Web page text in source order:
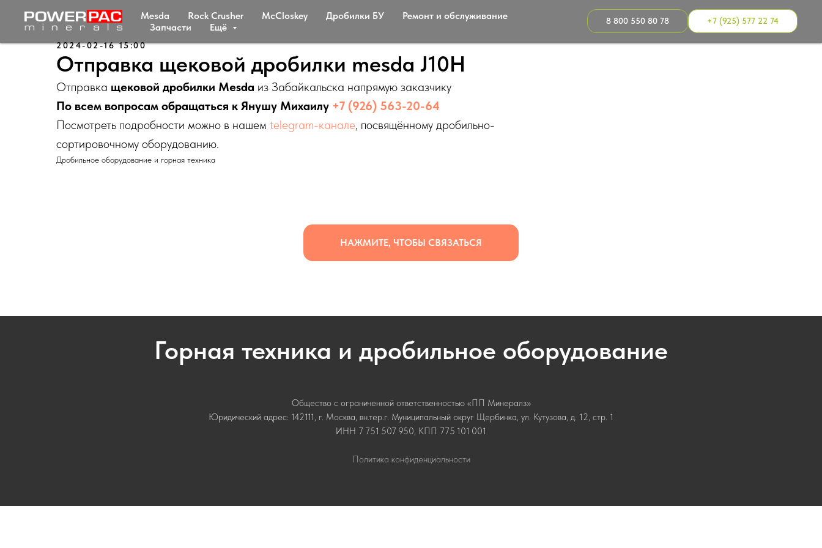
Mesda Rock Crusher МcСloskey Дробилки БУ
Ремонт и обслуживание
Запчасти
Ещё
8 800 550 80 78 +7 (925) 577 22 74
2024-02-16 15:00
Отправка щековой дробилки mesda J10H
Отправка щековой дробилки Mesda из Забайкальска напрямую заказчику
По всем вопросам обращаться к Янушу Михаилу +7 (926) 563-20-64
Посмотреть подробности можно в нашем telegram-канале, посвящённому дробильно-
сортировочному оборудованию.
Дробильное оборудование и горная техника
НАЖМИТЕ, ЧТОБЫ СВЯЗАТЬСЯ
Горная техника и дробильное оборудование
Общество с ограниченной ответственностью «ПП Минералз»
Юридический адрес: 142111, г. Москва, вн.тер.г. Муниципальный округ Щербинка, ул. Кутузова, д. 12, стр. 1
ИНН 7 751 507 950, КПП 775 101 001
Политика конфиденциальности